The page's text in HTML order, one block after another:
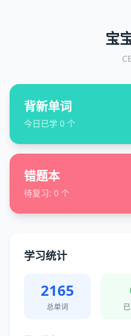
宝
背新单词
今日已学 0 个
错题本
待复习: 0 个
学习统计
2165
总单词